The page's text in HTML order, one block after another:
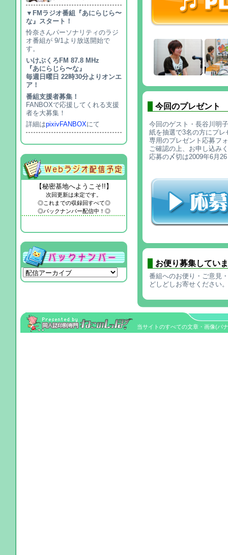
今回のプレゼント
今回のゲスト・長谷川明
紙を抽選で3名の方にプ
専用のプレゼント応募フ
ご確認の上、お申し込み
応募の〆切は2009年6月
お便り募集してい
番組へのお便り・ご意見
どしどしお寄せください
▼FMラジオ番組『あにらじら〜
な』スタート！
怜奈さんパーソナリティのラジ
オ番組が 9/1より放送開始で
す。
いけぶくろFM 87.8 MHz
『あにらじら〜な』
毎週日曜日 22時30分よりオンエ
ア！
番組支援者募集！
FANBOXで応援してくれる支援
者を大募集！
詳細はpixivFANBOXにて
【秘密基地へようこそ!!】
次回更新は未定です。
◎これまでの収録回すべて◎
◎バックナンバー配信中！◎
当サイトのすべての文章・画像(バ